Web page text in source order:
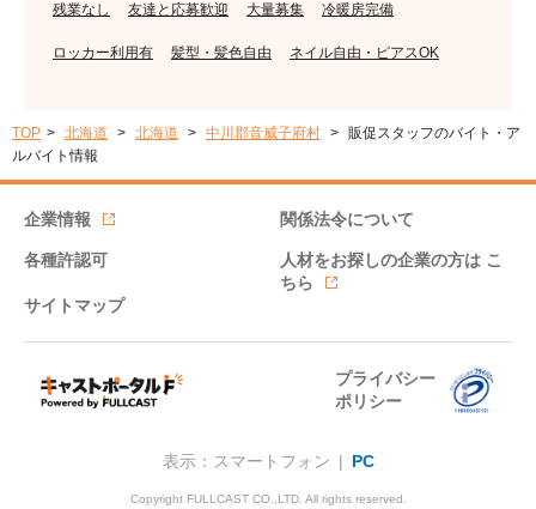
残業なし 友達と応募歓迎 大量募集 冷暖房完備
ロッカー利用有 髪型・髪色自由 ネイル自由・ピアスOK
TOP 北海道 北海道 中川郡音威子府村
販促スタッフのバイト・ア
ルバイト情報
企業情報 関係法令について
各種許認可 人材をお探しの企業の方は こ
ちら
サイトマップ
プライバシー
ポリシー
表示：スマートフォン | PC
Copyright FULLCAST CO.,LTD. All rights reserved.